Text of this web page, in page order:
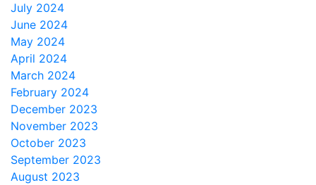
July 2024
June 2024
May 2024
April 2024
March 2024
February 2024
December 2023
November 2023
October 2023
September 2023
August 2023